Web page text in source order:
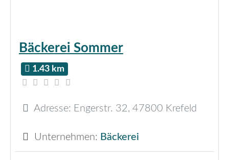
Bäckerei Sommer
1.43 km
Adresse: Engerstr. 32, 47800 Krefeld
Unternehmen: Bäckerei